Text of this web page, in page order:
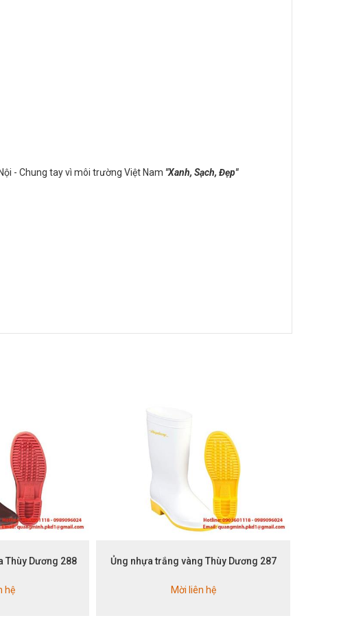
- Chung tay vì môi trường Việt Nam "Xanh, Sạch, Đẹp"
Thùy Dương 288
hệ
Ủng nhựa trắng vàng Thùy Dương 287
Mời liên hệ